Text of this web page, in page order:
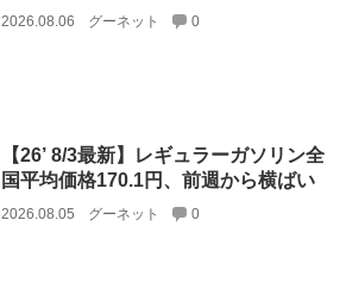
2026.08.06 グーネット 0
【26’ 8/3最新】レギュラーガソリン全
国平均価格170.1円、前週から横ばい
2026.08.05 グーネット 0